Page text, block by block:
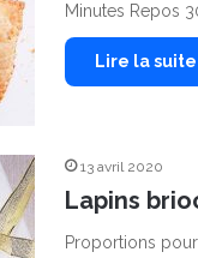
Minutes Repos
Lire la
13 avril 2020
Lapins
Proportions